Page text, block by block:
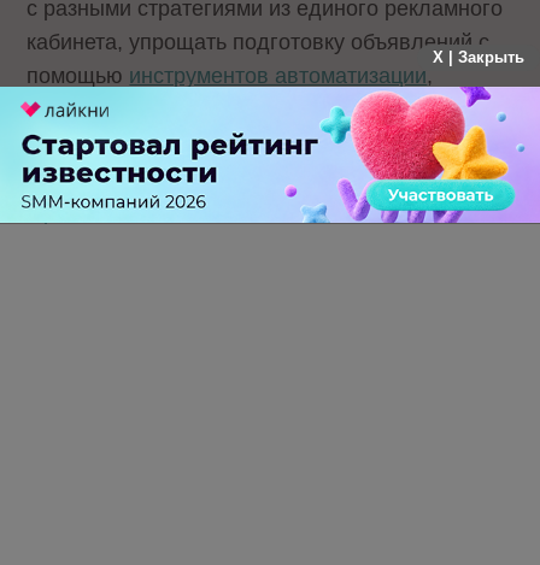
с разными стратегиями из единого рекламного
кабинета, упрощать подготовку объявлений с
помощью инструментов автоматизации,
получать вознаграждение за участие в
партнерской программеи многое другое.
Оригинал статьи на SEOnews
X | Закрыть